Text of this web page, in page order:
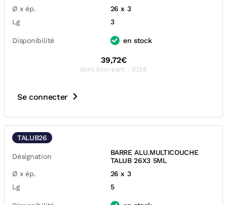
Ø x ép.
26 x 3
Lg
3
Disponibilité en stock
39,72€
dont éco-part. : 0,12€
Se connecter
TALUB26
Désignation
BARRE ALU.MULTICOUCHE
TALUB 26X3 5ML
Ø x ép.
26 x 3
Lg
5